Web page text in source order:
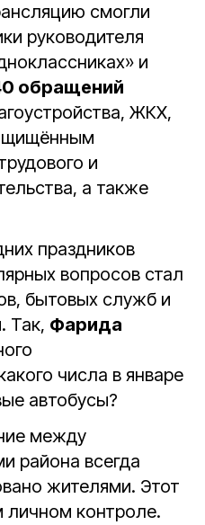
смогли
руководителя
и
обращений
ЖКХ,
и
а также
праздников
вопросов стал
бытовых служб и
Так, Фарида
числа в январе
автобусы?
между
района всегда
жителями. Этот
личном контроле.